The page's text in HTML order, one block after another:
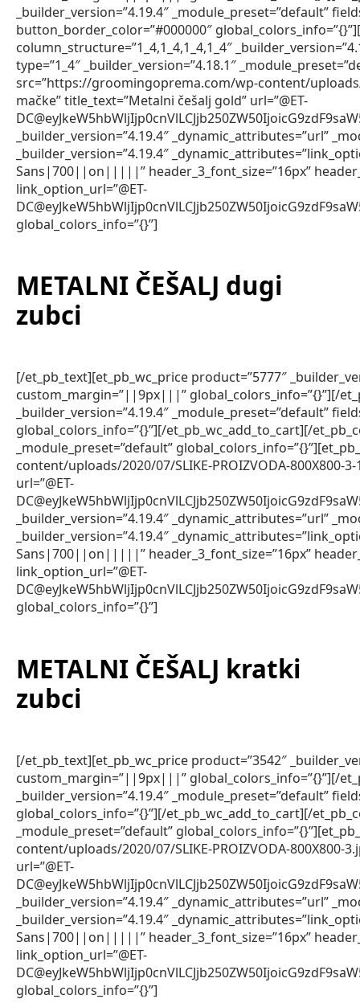
_builder_version=”4.19.4″ _module_preset=”default”
button_border_color=”#000000″
column_structure=”1_4,1_4,1_4,1_4″
type=”1_4″ _builder_version=”4.18.1″
src=”https://groomingoprema.com/wp-content/uploads/
mačke” title_text=”Metalni češalj gold” url=”@ET-
_builder_version=”4.19.4″ _dynamic_attributes=”url”
_builder_version=”4.19.4″
Sans|700||on|||||” header_3_font_size=”16px”
link_option_url=”@ET-
global_colors_info=”{}”]
METALNI ČEŠALJ dugi
zubci
[/et_pb_text][et_pb_wc_price product=”5777″
custom_margin=”||9px|||” global_colors_info=”{}”][/
_builder_version=”4.19.4″ _module_preset=”default”
global_colors_info=”{}”][/et_pb_wc_add_to_cart][/
_module_preset=”default”
content/uploads/2020/07/SLIKE-PROIZVODA-800X800-
url=”@ET-
_builder_version=”4.19.4″ _dynamic_attributes=”url”
_builder_version=”4.19.4″
Sans|700||on|||||” header_3_font_size=”16px”
link_option_url=”@ET-
global_colors_info=”{}”]
METALNI ČEŠALJ kratki
zubci
[/et_pb_text][et_pb_wc_price product=”3542″
custom_margin=”||9px|||” global_colors_info=”{}”][/
_builder_version=”4.19.4″ _module_preset=”default”
global_colors_info=”{}”][/et_pb_wc_add_to_cart][/
_module_preset=”default”
content/uploads/2020/07/SLIKE-PROIZVODA-800X800-
url=”@ET-
_builder_version=”4.19.4″ _dynamic_attributes=”url”
_builder_version=”4.19.4″
Sans|700||on|||||” header_3_font_size=”16px”
link_option_url=”@ET-
global_colors_info=”{}”]